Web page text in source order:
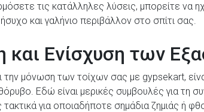
τις κατάλληλες λύσεις, μπορείτε
και γαλήνιο περιβάλλον στο σπίτι σας.
και Ενίσχυση των
την μόνωση των τοίχων σας με gypsekart,
Εδώ είναι μερικές συμβουλές για τη
τακτικά για οποιαδήποτε σημάδια ζημιάς ή